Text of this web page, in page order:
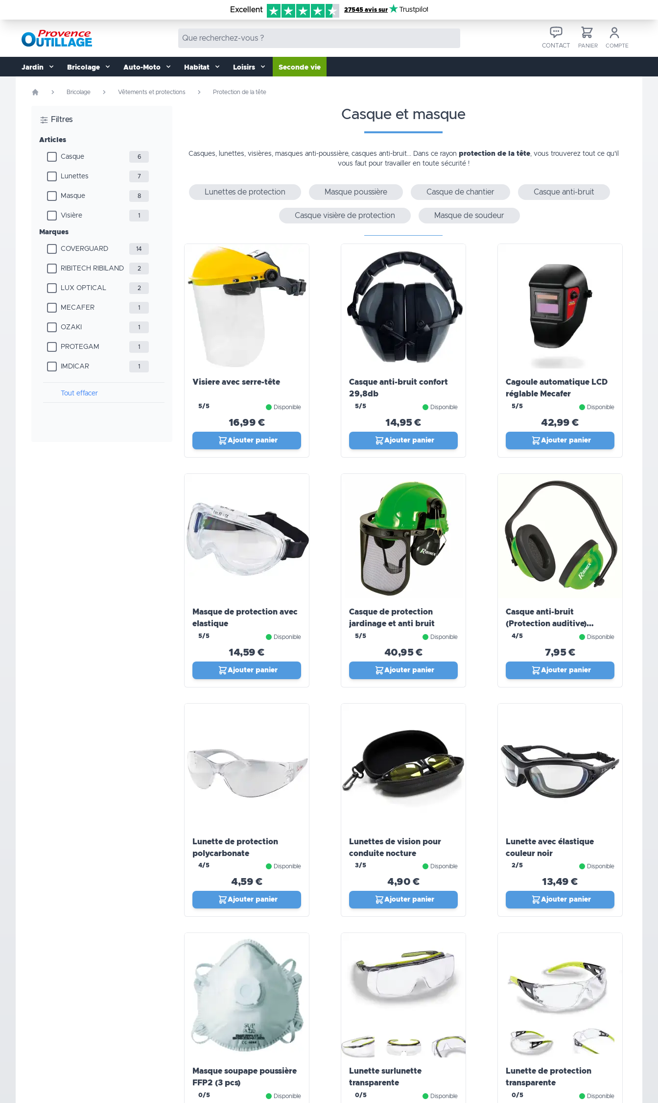
Excellent 27545 avis sur Trustpilot
CONTACT PANIER COMPTE
Jardin Bricolage Auto-Moto Habitat Loisirs Seconde vie
Bricolage Vêtements et protections Protection de la tête
Filtres
Articles
Casque 6
Lunettes 7
Masque 8
Visière 1
Marques
COVERGUARD 14
RIBITECH RIBILAND 2
LUX OPTICAL 2
MECAFER 1
OZAKI 1
PROTEGAM 1
IMDICAR 1
Tout effacer
casque et masque
Casques, lunettes, visières, masques anti-poussière, casques anti-bruit... Dans ce rayon protection de la tête, vous trouverez tout ce qu'il
vous faut pour travailler en toute sécurité !
Lunettes de protection Masque poussière Casque de chantier Casque anti-bruit
Casque visière de protection Masque de soudeur
Visiere avec serre-tête
5/5 Disponible
16,99 €
Ajouter panier
Casque anti-bruit confort
29,8db
5/5 Disponible
14,95 €
Ajouter panier
Cagoule automatique LCD
réglable Mecafer
5/5 Disponible
42,99 €
Ajouter panier
Masque de protection avec
elastique
5/5 Disponible
14,59 €
Ajouter panier
Casque de protection
jardinage et anti bruit
5/5 Disponible
40,95 €
Ajouter panier
Casque anti-bruit
(Protection auditive)
RIBIMEX
4/5 Disponible
7,95 €
Ajouter panier
Lunette de protection
polycarbonate
4/5 Disponible
4,59 €
Ajouter panier
Lunettes de vision pour
conduite nocture
3/5 Disponible
4,90 €
Ajouter panier
Lunette avec élastique
couleur noir
2/5 Disponible
13,49 €
Ajouter panier
Masque soupape poussière
FFP2 (3 pcs)
0/5 Disponible
Lunette surlunette
transparente
0/5 Disponible
Lunette de protection
transparente
0/5 Disponible